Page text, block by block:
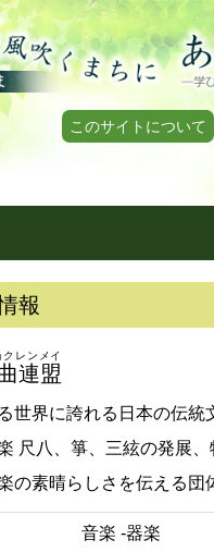
このサイトについて
報
連盟
レンメイ
世界に誇れる日本の伝統
に於
の素晴らしさを伝える団
音楽 -器楽